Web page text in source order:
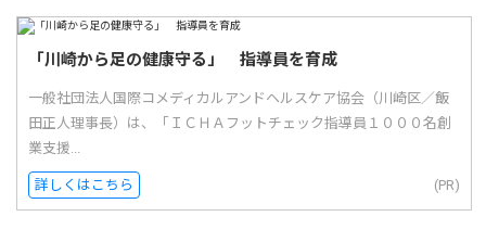
「川崎から足の健康守る」 指導員を育成
一般社団法人国際コメディカルアンドヘルスケア協会（川崎区／飯
田正人理事長）は、「ＩＣＨＡフットチェック指導員１０００名創
業支援...
詳しくはこちら (PR)